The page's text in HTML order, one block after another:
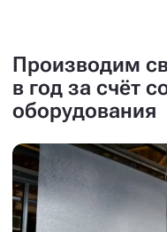
Производим
в год за счёт
оборудования